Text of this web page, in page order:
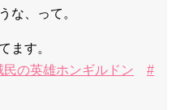
な、って。
ます。
民の英雄ホンギルドン
#